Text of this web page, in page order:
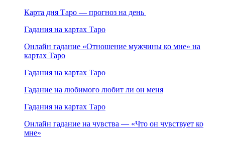
Карта дня Таро — прогноз на день
Гадания на картах Таро
Онлайн гадание «Отношение мужчины ко мне» на
картах Таро
Гадания на картах Таро
Гадание на любимого любит ли он меня
Гадания на картах Таро
Онлайн гадание на чувства — «Что он чувствует ко
мне»